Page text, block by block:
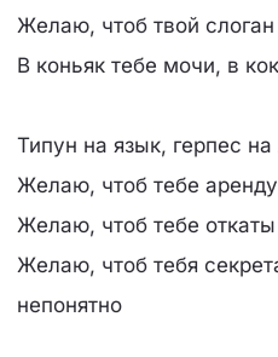
Желаю, чтоб твой
В коньяк тебе мочи, в
Типун на язык, герпес
Желаю, чтоб тебе
Желаю, чтоб тебе
Желаю, чтоб тебя
непонятно